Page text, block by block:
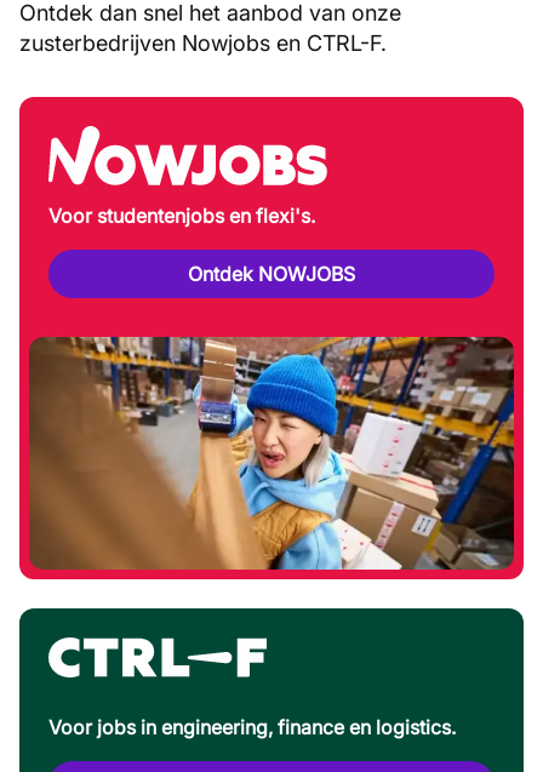
Ontdek dan snel het aanbod van onze
zusterbedrijven Nowjobs en CTRL-F.
Voor studentenjobs en flexi's.
Ontdek NOWJOBS
Voor jobs in engineering, finance en logistics.